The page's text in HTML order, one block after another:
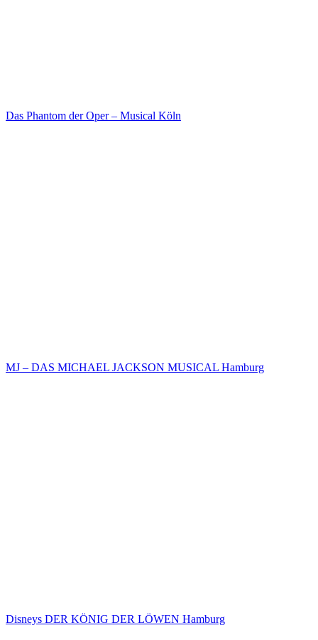
Das Phantom der Oper – Musical Köln
MJ – DAS MICHAEL JACKSON MUSICAL Hamburg
Disneys DER KÖNIG DER LÖWEN Hamburg